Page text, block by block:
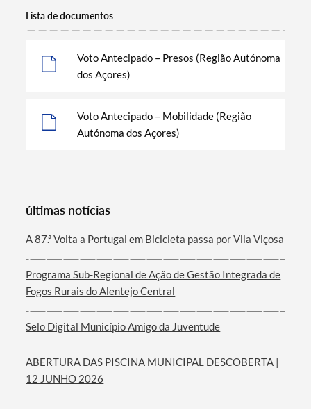
Termo de Pesquisa
Categorias gerais
Lista de documentos
Voto Antecipado – Presos (Região Autónoma
dos Açores)
Voto Antecipado – Mobilidade (Região
Autónoma dos Açores)
últimas notícias
A 87.ª Volta a Portugal em Bicicleta passa por Vila Viçosa
Programa Sub-Regional de Ação de Gestão Integrada de
Fogos Rurais do Alentejo Central
Selo Digital Município Amigo da Juventude
ABERTURA DAS PISCINA MUNICIPAL DESCOBERTA |
12 JUNHO 2026